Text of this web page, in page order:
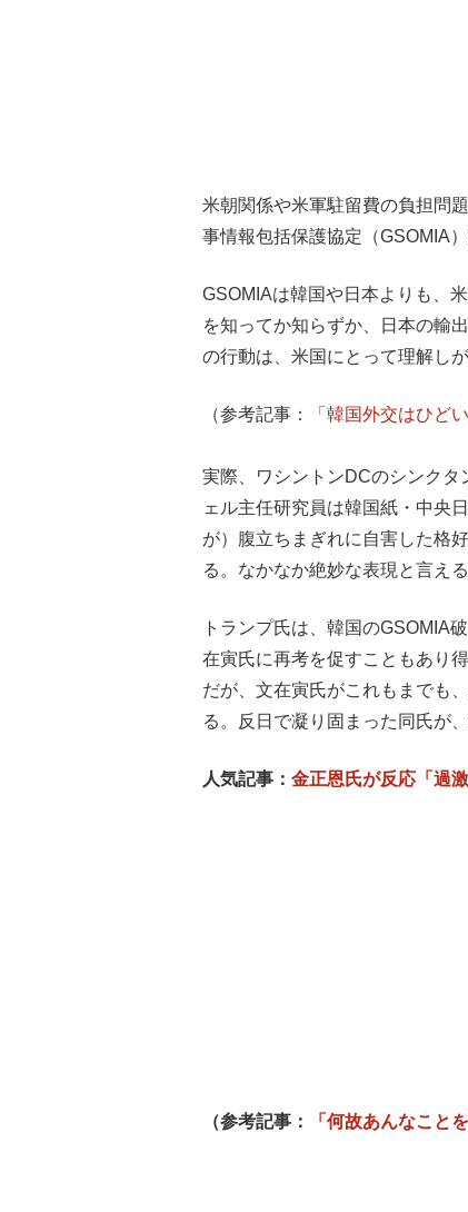
米朝関係や米軍駐留費の負担問
事情報包括保護協定（GSOMIA
GSOMIAは韓国や日本よりも、
を知ってか知らずか、日本の輸
の行動は、米国にとって理解し
（参考記事： 「韓国外交はひど
実際、ワシントンDCのシンク
ェル主任研究員は韓国紙・中央
が）腹立ちまぎれに自害した格
る。なかなか絶妙な表現と言える
トランプ氏は、韓国のGSOMIA
在寅氏に再考を促すこともあり
だが、文在寅氏がこれもまでも
る。反日で凝り固まった同氏が
人気記事： 金正恩氏が反応「過
（参考記事： 「何故あんなこと